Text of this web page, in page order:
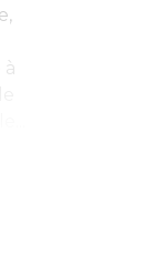
à